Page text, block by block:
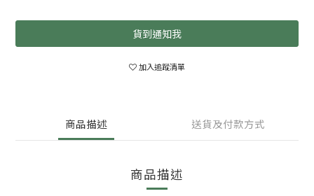
貨到通知我
加入追蹤清單
商品描述 送貨及付款方式
商品描述